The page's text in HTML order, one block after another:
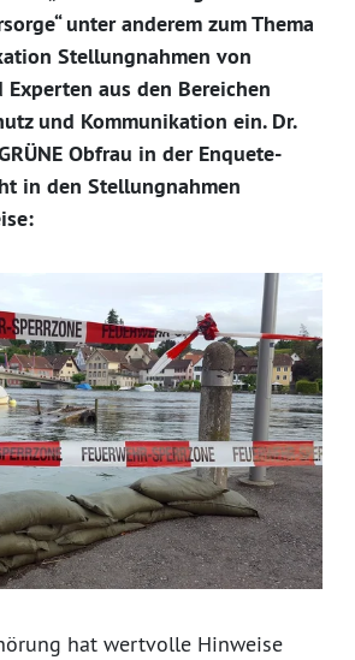
unter anderem zum Thema
Stellungnahmen von
aus den Bereichen
und Kommunikation ein. Dr.
Obfrau in der Enquete-
in den Stellungnahmen
hat wertvolle Hinweise